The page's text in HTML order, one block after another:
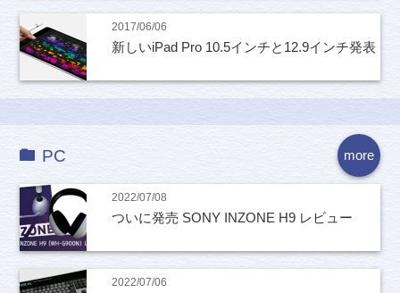
2017/06/06
新しいiPad Pro 10.5インチと12.9インチ発表
more
PC
2022/07/08
ついに発売 SONY INZONE H9 レビュー
2022/07/06